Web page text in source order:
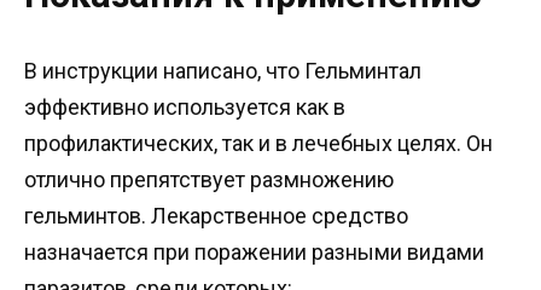
В инструкции написано, что Гельминтал
эффективно используется как в
профилактических, так и в лечебных целях. Он
отлично препятствует размножению
гельминтов. Лекарственное средство
назначается при поражении разными видами